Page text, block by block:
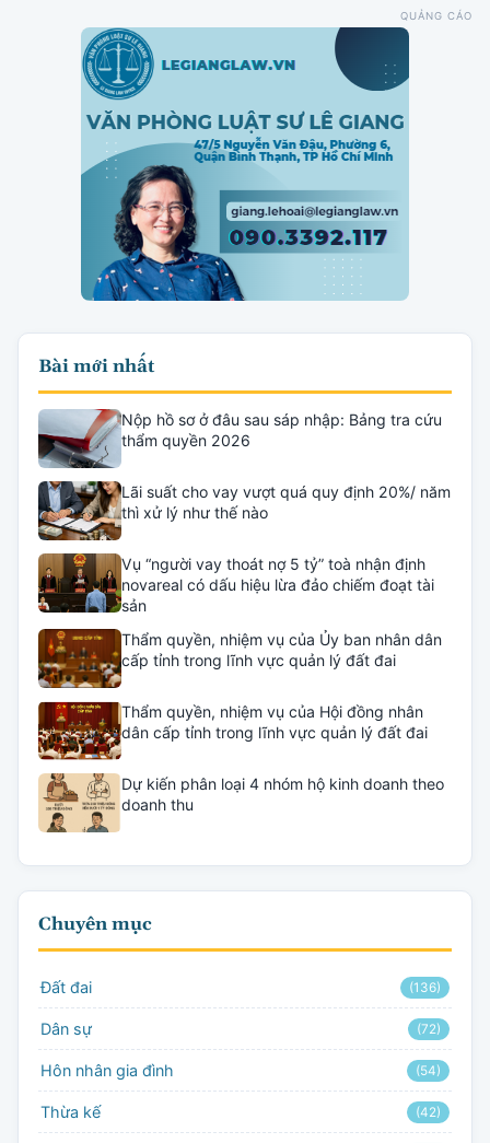
QUẢNG CÁO
Bài mới nhất
Nộp hồ sơ ở đâu sau sáp nhập: Bảng tra cứu
thẩm quyền 2026
Lãi suất cho vay vượt quá quy định 20%/ năm
thì xử lý như thế nào
Vụ “người vay thoát nợ 5 tỷ” toà nhận định
novareal có dấu hiệu lừa đảo chiếm đoạt tài
sản
Thẩm quyền, nhiệm vụ của Ủy ban nhân dân
cấp tỉnh trong lĩnh vực quản lý đất đai
Thẩm quyền, nhiệm vụ của Hội đồng nhân
dân cấp tỉnh trong lĩnh vực quản lý đất đai
Dự kiến phân loại 4 nhóm hộ kinh doanh theo
doanh thu
Chuyên mục
Đất đai (136)
Dân sự (72)
Hôn nhân gia đình (54)
Thừa kế (42)